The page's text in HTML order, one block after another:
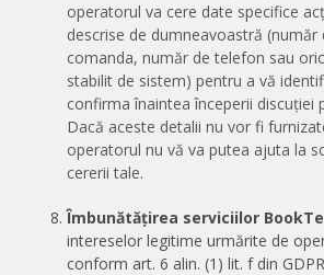
operatorul va cere date specifice
descrise de dumneavoastră (număr
comanda, număr de telefon sau
stabilit de sistem) pentru a vă
confirma înaintea începerii discuției
Dacă aceste detalii nu vor fi
operatorul nu vă va putea ajuta la
cererii tale.
Îmbunătățirea serviciilor
intereselor legitime urmărite de
conform art. 6 alin. (1) lit. f din